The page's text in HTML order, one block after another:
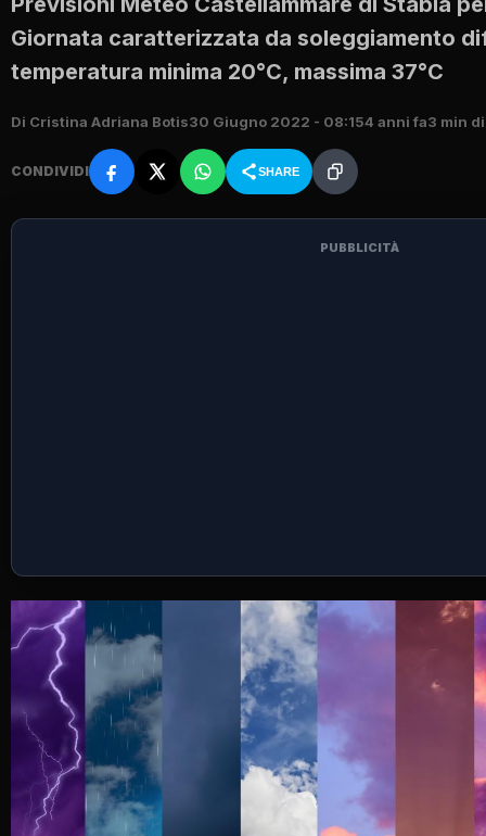
Giornata caratterizzata da soleggiamento
temperatura minima 20°C, massima 37°C
Di Cristina Adriana Botis30 Giugno 2022 - 08:154 anni fa3 min
CONDIVIDI SHARE
PUBBLICITÀ